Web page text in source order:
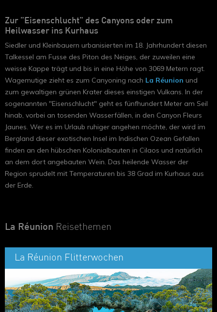
Zur "Eisenschlucht" des Canyons oder zum
Heilwasser ins Kurhaus
Siedler und Kleinbauern urbanisierten im 18. Jahrhundert diesen
Talkessel am Fusse des Piton des Neiges, der zuweilen eine
weisse Kappe trägt und bis in eine Höhe von 3069 Metern ragt.
Wagemutige zieht es zum Canyoning nach La Réunion und
zum gewaltigen grünen Krater dieses einstigen Vulkans. In der
sogenannten "Eisenschlucht" geht es fünfhundert Meter am Seil
hinab, vorbei an tosenden Wasserfällen, in den Canyon Fleurs
Jaunes. Wer es im Urlaub ruhiger angehen möchte, der wird im
Bergland dieser exotischen Insel im Indischen Ozean Gefallen
finden an den hübschen Kolonialbauten in Cilaos und natürlich
an dem dort angebauten Wein. Das heilende Wasser der
Region sprudelt mit Temperaturen bis 38 Grad im Kurhaus aus
der Erde.
La Réunion Reisethemen
La Réunion Flitterwochen